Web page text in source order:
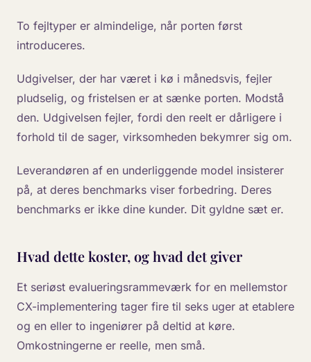
To fejltyper er almindelige, når porten først
introduceres.
Udgivelser, der har været i kø i månedsvis, fejler
pludselig, og fristelsen er at sænke porten. Modstå
den. Udgivelsen fejler, fordi den reelt er dårligere i
forhold til de sager, virksomheden bekymrer sig om.
Leverandøren af en underliggende model insisterer
på, at deres benchmarks viser forbedring. Deres
benchmarks er ikke dine kunder. Dit gyldne sæt er.
Hvad dette koster, og hvad det giver
Et seriøst evalueringsrammeværk for en mellemstor
CX-implementering tager fire til seks uger at etablere
og en eller to ingeniører på deltid at køre.
Omkostningerne er reelle, men små.